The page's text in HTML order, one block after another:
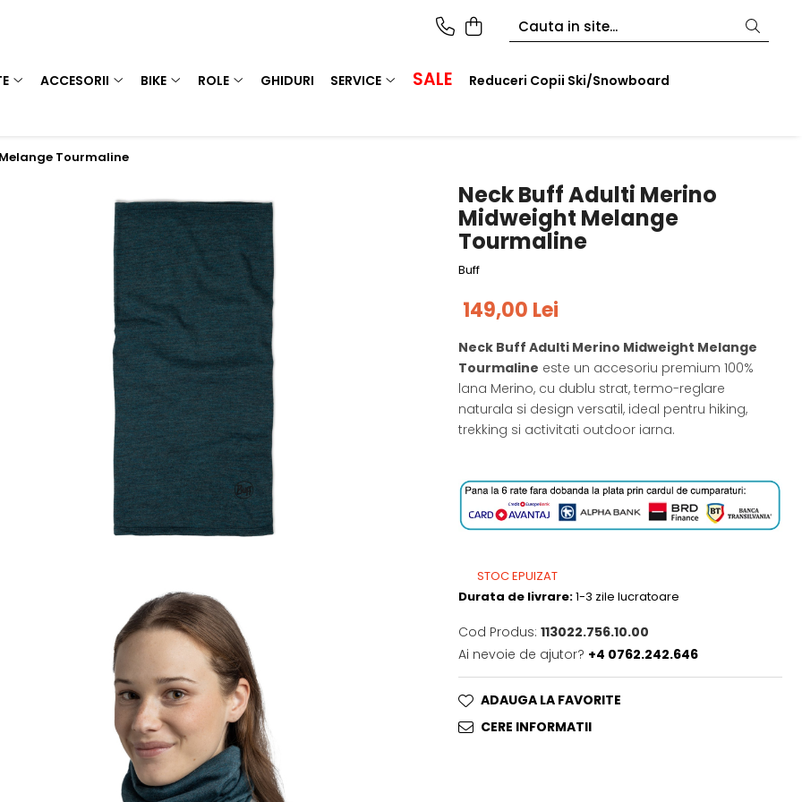
ACCESORII BIKE ROLE GHIDURI SERVICE SALE Reduceri Copii Ski/Snowboard
Tourmaline
Neck Buff Adulti Merino
Midweight Melange
Tourmaline
Buff
149,00 Lei
Neck Buff Adulti Merino Midweight Melange
Tourmaline este un accesoriu premium 100%
lana Merino, cu dublu strat, termo-reglare
naturala si design versatil, ideal pentru hiking,
trekking si activitati outdoor iarna.
STOC EPUIZAT
Durata de livrare:1-3 zile lucratoare
Cod Produs: 113022.756.10.00
Ai nevoie de ajutor? +4 0762.242.646
ADAUGA LA FAVORITE
CERE INFORMATII